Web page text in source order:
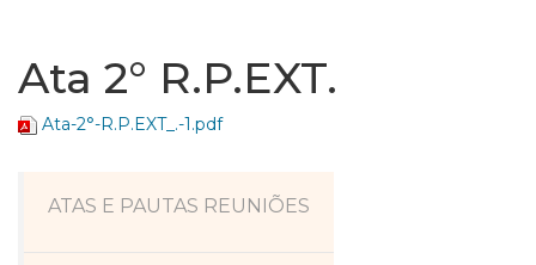
Ata 2° R.P.EXT.
Ata-2°-R.P.EXT_.-1.pdf
ATAS E PAUTAS REUNIÕES